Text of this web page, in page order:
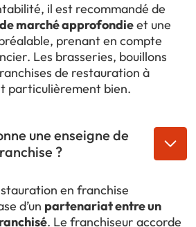
il est recommandé de
marché approfondieet une
prenant en compte
Les brasseries, bouillons
de restauration à
particulièrement bien.
une enseigne de
?
en franchise
d’un partenariat entre un
. Le franchiseur accorde